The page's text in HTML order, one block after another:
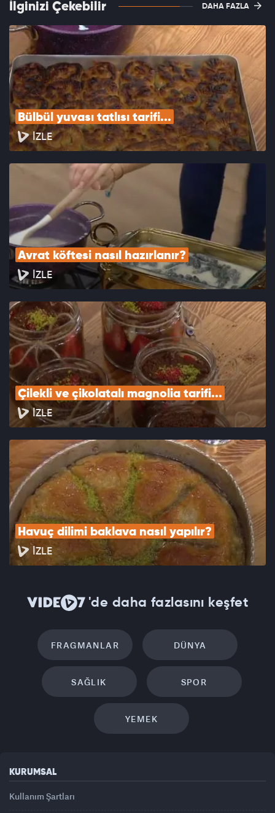
İlginizi Çekebilir DAHA FAZLA
Bülbül yuvası tatlısı tarifi...
İZLE
Avrat köftesi nasıl hazırlanır?
İZLE
Çilekli ve çikolatalı magnolia tarifi...
İZLE
Havuç dilimi baklava nasıl yapılır?
İZLE
'de daha fazlasını keşfet
FRAGMANLAR DÜNYA
SAĞLIK SPOR
YEMEK
KURUMSAL
Kullanım Şartları